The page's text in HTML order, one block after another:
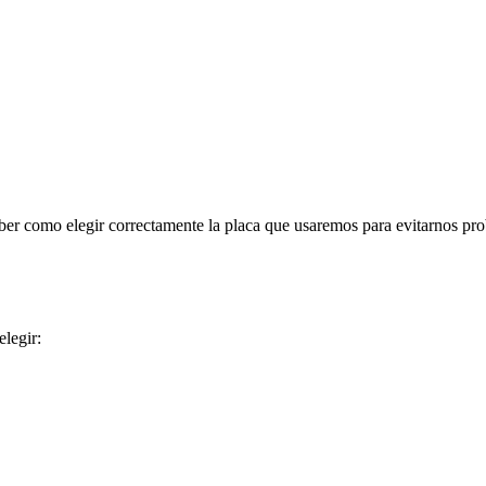
como elegir correctamente la placa que usaremos para evitarnos